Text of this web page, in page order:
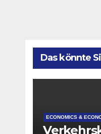
Das könnte
ECONOMICS &